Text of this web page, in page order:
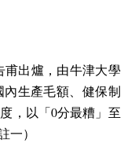
甫出爐，由牛津大學
生產毛額、健保制
，以「0分最糟」至
）